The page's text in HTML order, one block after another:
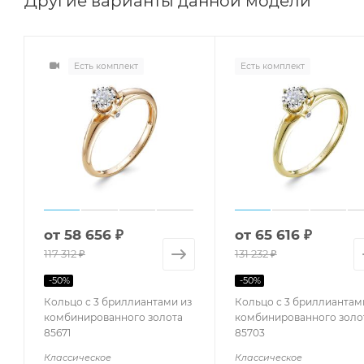
Есть комплект
Кольцо с 3 бриллиантами из
комбинированного золота
85671
Классическое
от 58 656 ₽
117 312 ₽
-50%
Есть комплект
Кольцо с 3
комбинированного
85703
Классическое
от 65 616 ₽
131 232 ₽
-50%